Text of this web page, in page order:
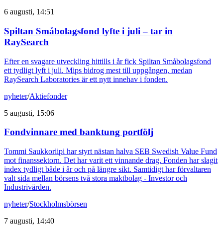
6 augusti, 14:51
Spiltan Småbolagsfond lyfte i juli – tar in
RaySearch
Efter en svagare utveckling hittills i år fick Spiltan Småbolagsfond
ett tydligt lyft i juli. Mips bidrog mest till uppgången, medan
RaySearch Laboratories är ett nytt innehav i fonden.
nyheter/Aktiefonder
5 augusti, 15:06
Fondvinnare med banktung portfölj
Tommi Saukkoriipi har styrt nästan halva SEB Swedish Value Fund
mot finanssektorn. Det har varit ett vinnande drag. Fonden har slagit
index tydligt både i år och på längre sikt. Samtidigt har förvaltaren
valt sida mellan börsens två stora maktbolag - Investor och
Industrivärden.
nyheter/Stockholmsbörsen
7 augusti, 14:40